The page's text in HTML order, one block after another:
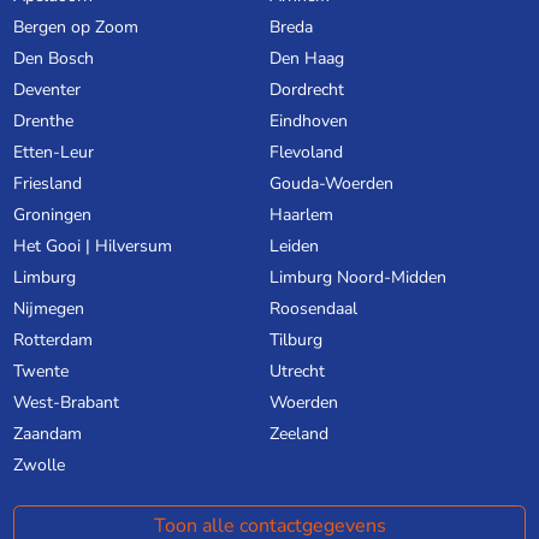
Bergen op Zoom
Breda
Den Bosch
Den Haag
Deventer
Dordrecht
Drenthe
Eindhoven
Etten-Leur
Flevoland
Friesland
Gouda-Woerden
Groningen
Haarlem
Het Gooi | Hilversum
Leiden
Limburg
Limburg Noord-Midden
Nijmegen
Roosendaal
Rotterdam
Tilburg
Twente
Utrecht
West-Brabant
Woerden
Zaandam
Zeeland
Zwolle
Toon alle contactgegevens